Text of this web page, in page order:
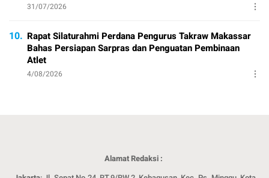
31/07/2026
10. Rapat Silaturahmi Perdana Pengurus Takraw Makassar
Bahas Persiapan Sarpras dan Penguatan Pembinaan
Atlet
4/08/2026
Alamat Redaksi :